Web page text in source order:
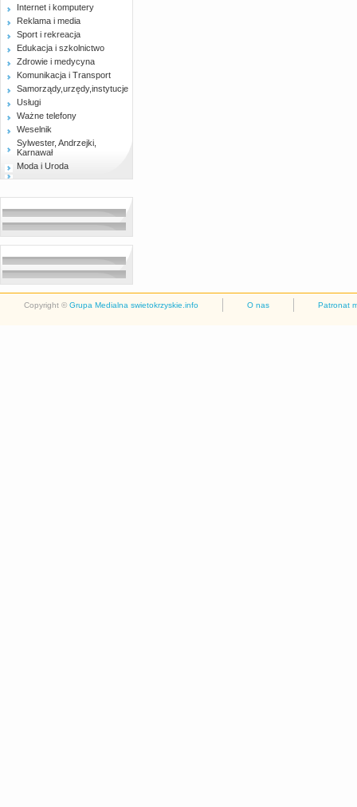
Internet i komputery
Reklama i media
Sport i rekreacja
Edukacja i szkolnictwo
Zdrowie i medycyna
Komunikacja i Transport
Samorządy,urzędy,instytucje
Usługi
Ważne telefony
Weselnik
Sylwester, Andrzejki,
Karnawał
Moda i Uroda
Copyright © Grupa Medialna swietokrzyskie.info O nas Patronat